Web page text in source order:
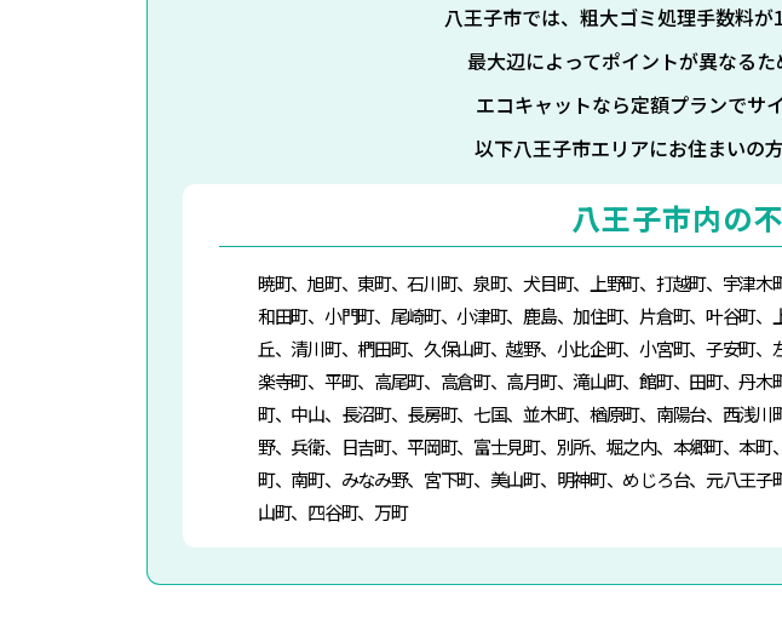
八王子市では、粗大ゴミ処理手数料が
最大辺によってポイントが異なる
エコキャットなら定額プランでサ
以下八王子市エリアにお住まいの
八王子市内の
暁町、旭町、東町、石川町、泉町、犬目町、上野町、打越町、宇津
和田町、小門町、尾崎町、小津町、鹿島、加住町、片倉町、叶谷町
丘、清川町、椚田町、久保山町、越野、小比企町、小宮町、子安町
楽寺町、平町、高尾町、高倉町、高月町、滝山町、館町、田町、丹
町、中山、長沼町、長房町、七国、並木町、楢原町、南陽台、西浅
野、兵衛、日吉町、平岡町、富士見町、別所、堀之内、本郷町、本
町、南町、みなみ野、宮下町、美山町、明神町、めじろ台、元八王
山町、四谷町、万町